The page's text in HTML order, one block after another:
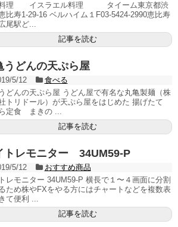
料理 イスラエル料理 タイーム東京都渋
比寿1-29-16 ベルハイム１F03-5424-2990恵比寿
尾駅ど...
記事を読む
うどんの天ぷら屋
5/12
食べる
どんの天ぷら屋 うどん屋で有名な丸亀製麺（株
トリドール）が天ぷら屋をはじめた 揚げたて
定食 まきの ...
記事を読む
トレモニター 34UM59-P
5/12
おすすめ商品
レモニター 34UM59-P 横長で１〜４画面に分割
ため株やFXをやる方にはチャートなどを複数表
て便利 ...
記事を読む